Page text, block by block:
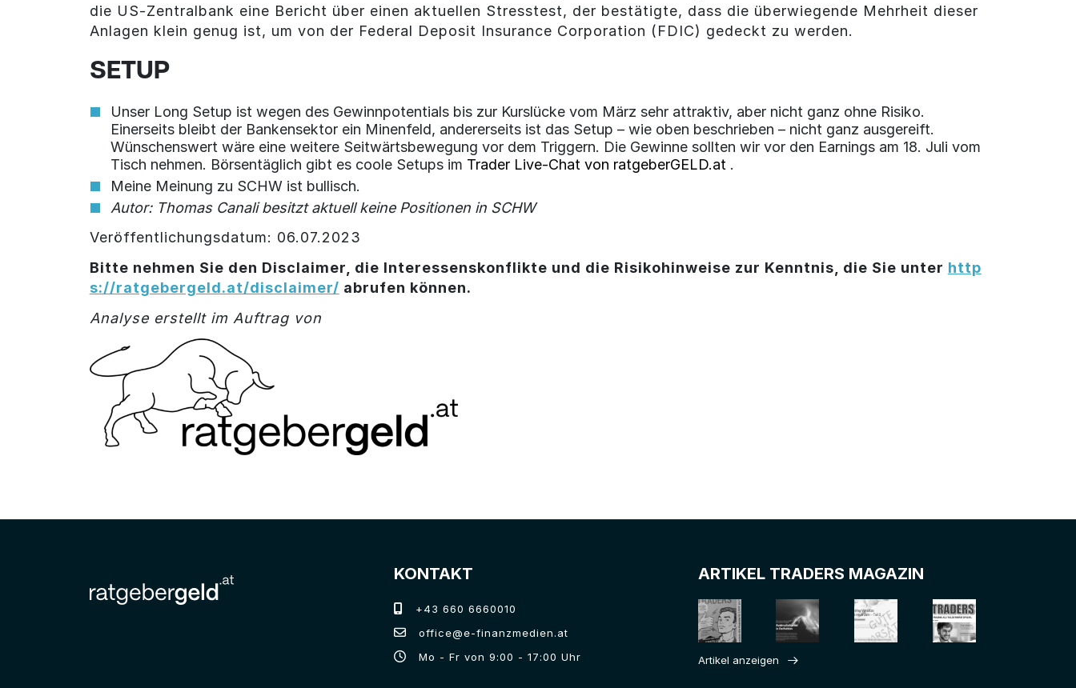
die US-Zentralbank eine Bericht über einen aktuellen Stresstest, der bestätigte, dass die überwiegende Mehrheit dieser
Anlagen klein genug ist, um von der Federal Deposit Insurance Corporation (FDIC) gedeckt zu werden.
SETUP
Unser Long Setup ist wegen des Gewinnpotentials bis zur Kurslücke vom März sehr attraktiv, aber nicht ganz ohne Risiko.
Einerseits bleibt der Bankensektor ein Minenfeld, andererseits ist das Setup – wie oben beschrieben – nicht ganz ausgereift.
Wünschenswert wäre eine weitere Seitwärtsbewegung vor dem Triggern. Die Gewinne sollten wir vor den Earnings am 18. Juli vom
Tisch nehmen. Börsentäglich gibt es coole Setups im Trader Live-Chat von ratgeberGELD.at .
Meine Meinung zu SCHW ist bullisch.
Autor: Thomas Canali besitzt aktuell keine Positionen in SCHW
Veröffentlichungsdatum: 06.07.2023
Bitte nehmen Sie den Disclaimer, die Interessenskonflikte und die Risikohinweise zur Kenntnis, die Sie unter http
s://ratgebergeld.at/disclaimer/ abrufen können.
Analyse erstellt im Auftrag von
KONTAKT
+43 660 6660010
office@e-finanzmedien.at
Mo - Fr von 9:00 - 17:00 Uhr
ARTIKEL TRADERS MAGAZIN
Artikel anzeigen